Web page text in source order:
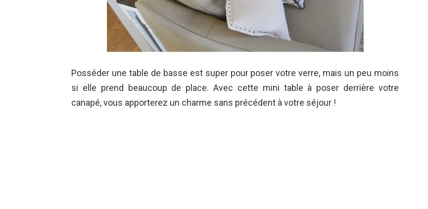
Posséder une table de basse est super pour poser votre verre, mais un peu moins
si elle prend beaucoup de place. Avec cette mini table à poser derrière votre
canapé, vous apporterez un charme sans précédent à votre séjour !